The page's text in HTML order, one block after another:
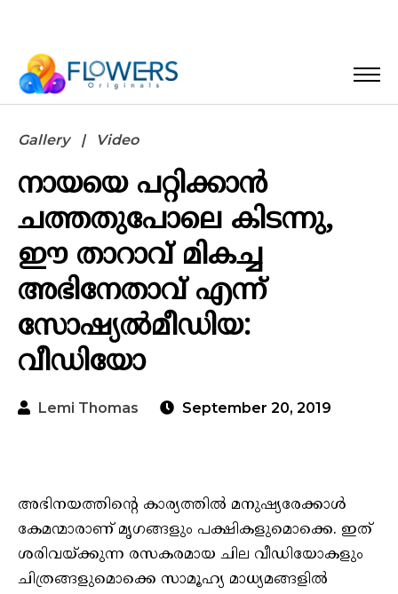
Gallery Video
നായയെ പറ്റിക്കാന്‍
ചത്തതുപോലെ കിടന്നു,
ഈ താറാവ് മികച്ച
അഭിനേതാവ് എന്ന്
സോഷ്യല്‍മീഡിയ:
വീഡിയോ
Lemi Thomas September 20, 2019
അഭിനയത്തിന്റെ കാര്യത്തില്‍ മനുഷ്യരേക്കാള്‍
കേമന്മാരാണ് മൃഗങ്ങളും പക്ഷികളുമൊക്കെ. ഇത്
ശരിവയ്ക്കുന്ന രസകരമായ ചില വീഡിയോകളും
ചിത്രങ്ങളുമൊക്കെ സാമൂഹ്യ മാധ്യമങ്ങളില്‍